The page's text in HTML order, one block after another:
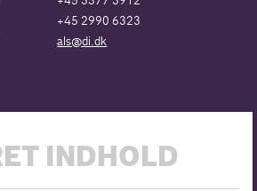
+45 2990 6323
als@di.dk
INDHOLD